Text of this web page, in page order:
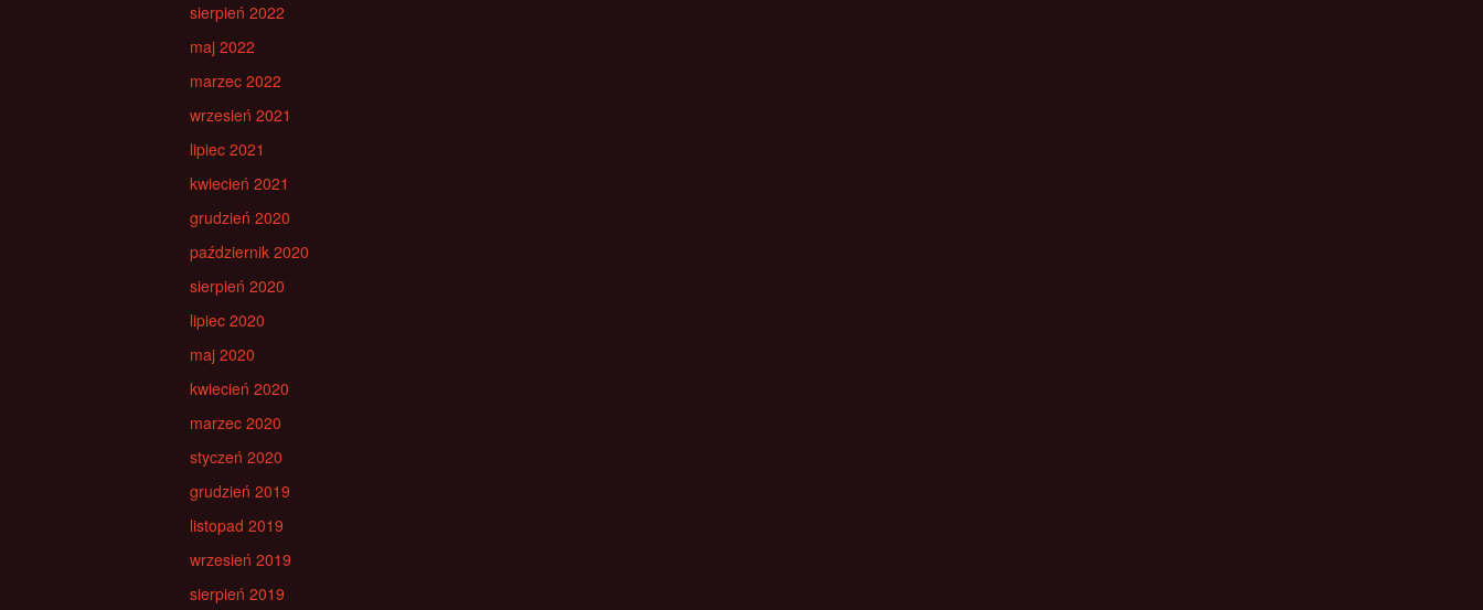
sierpień 2022
maj 2022
marzec 2022
wrzesień 2021
lipiec 2021
kwiecień 2021
grudzień 2020
październik 2020
sierpień 2020
lipiec 2020
maj 2020
kwiecień 2020
marzec 2020
styczeń 2020
grudzień 2019
listopad 2019
wrzesień 2019
sierpień 2019